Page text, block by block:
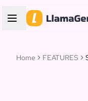
Home FEATURES